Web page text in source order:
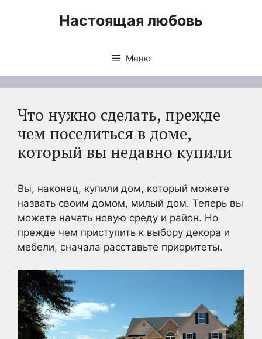
Настоящая любовь
Меню
Что нужно сделать, прежде
чем поселиться в доме,
который вы недавно купили
Вы, наконец, купили дом, который можете
назвать своим домом, милый дом. Теперь вы
можете начать новую среду и район. Но
прежде чем приступить к выбору декора и
мебели, сначала расставьте приоритеты.